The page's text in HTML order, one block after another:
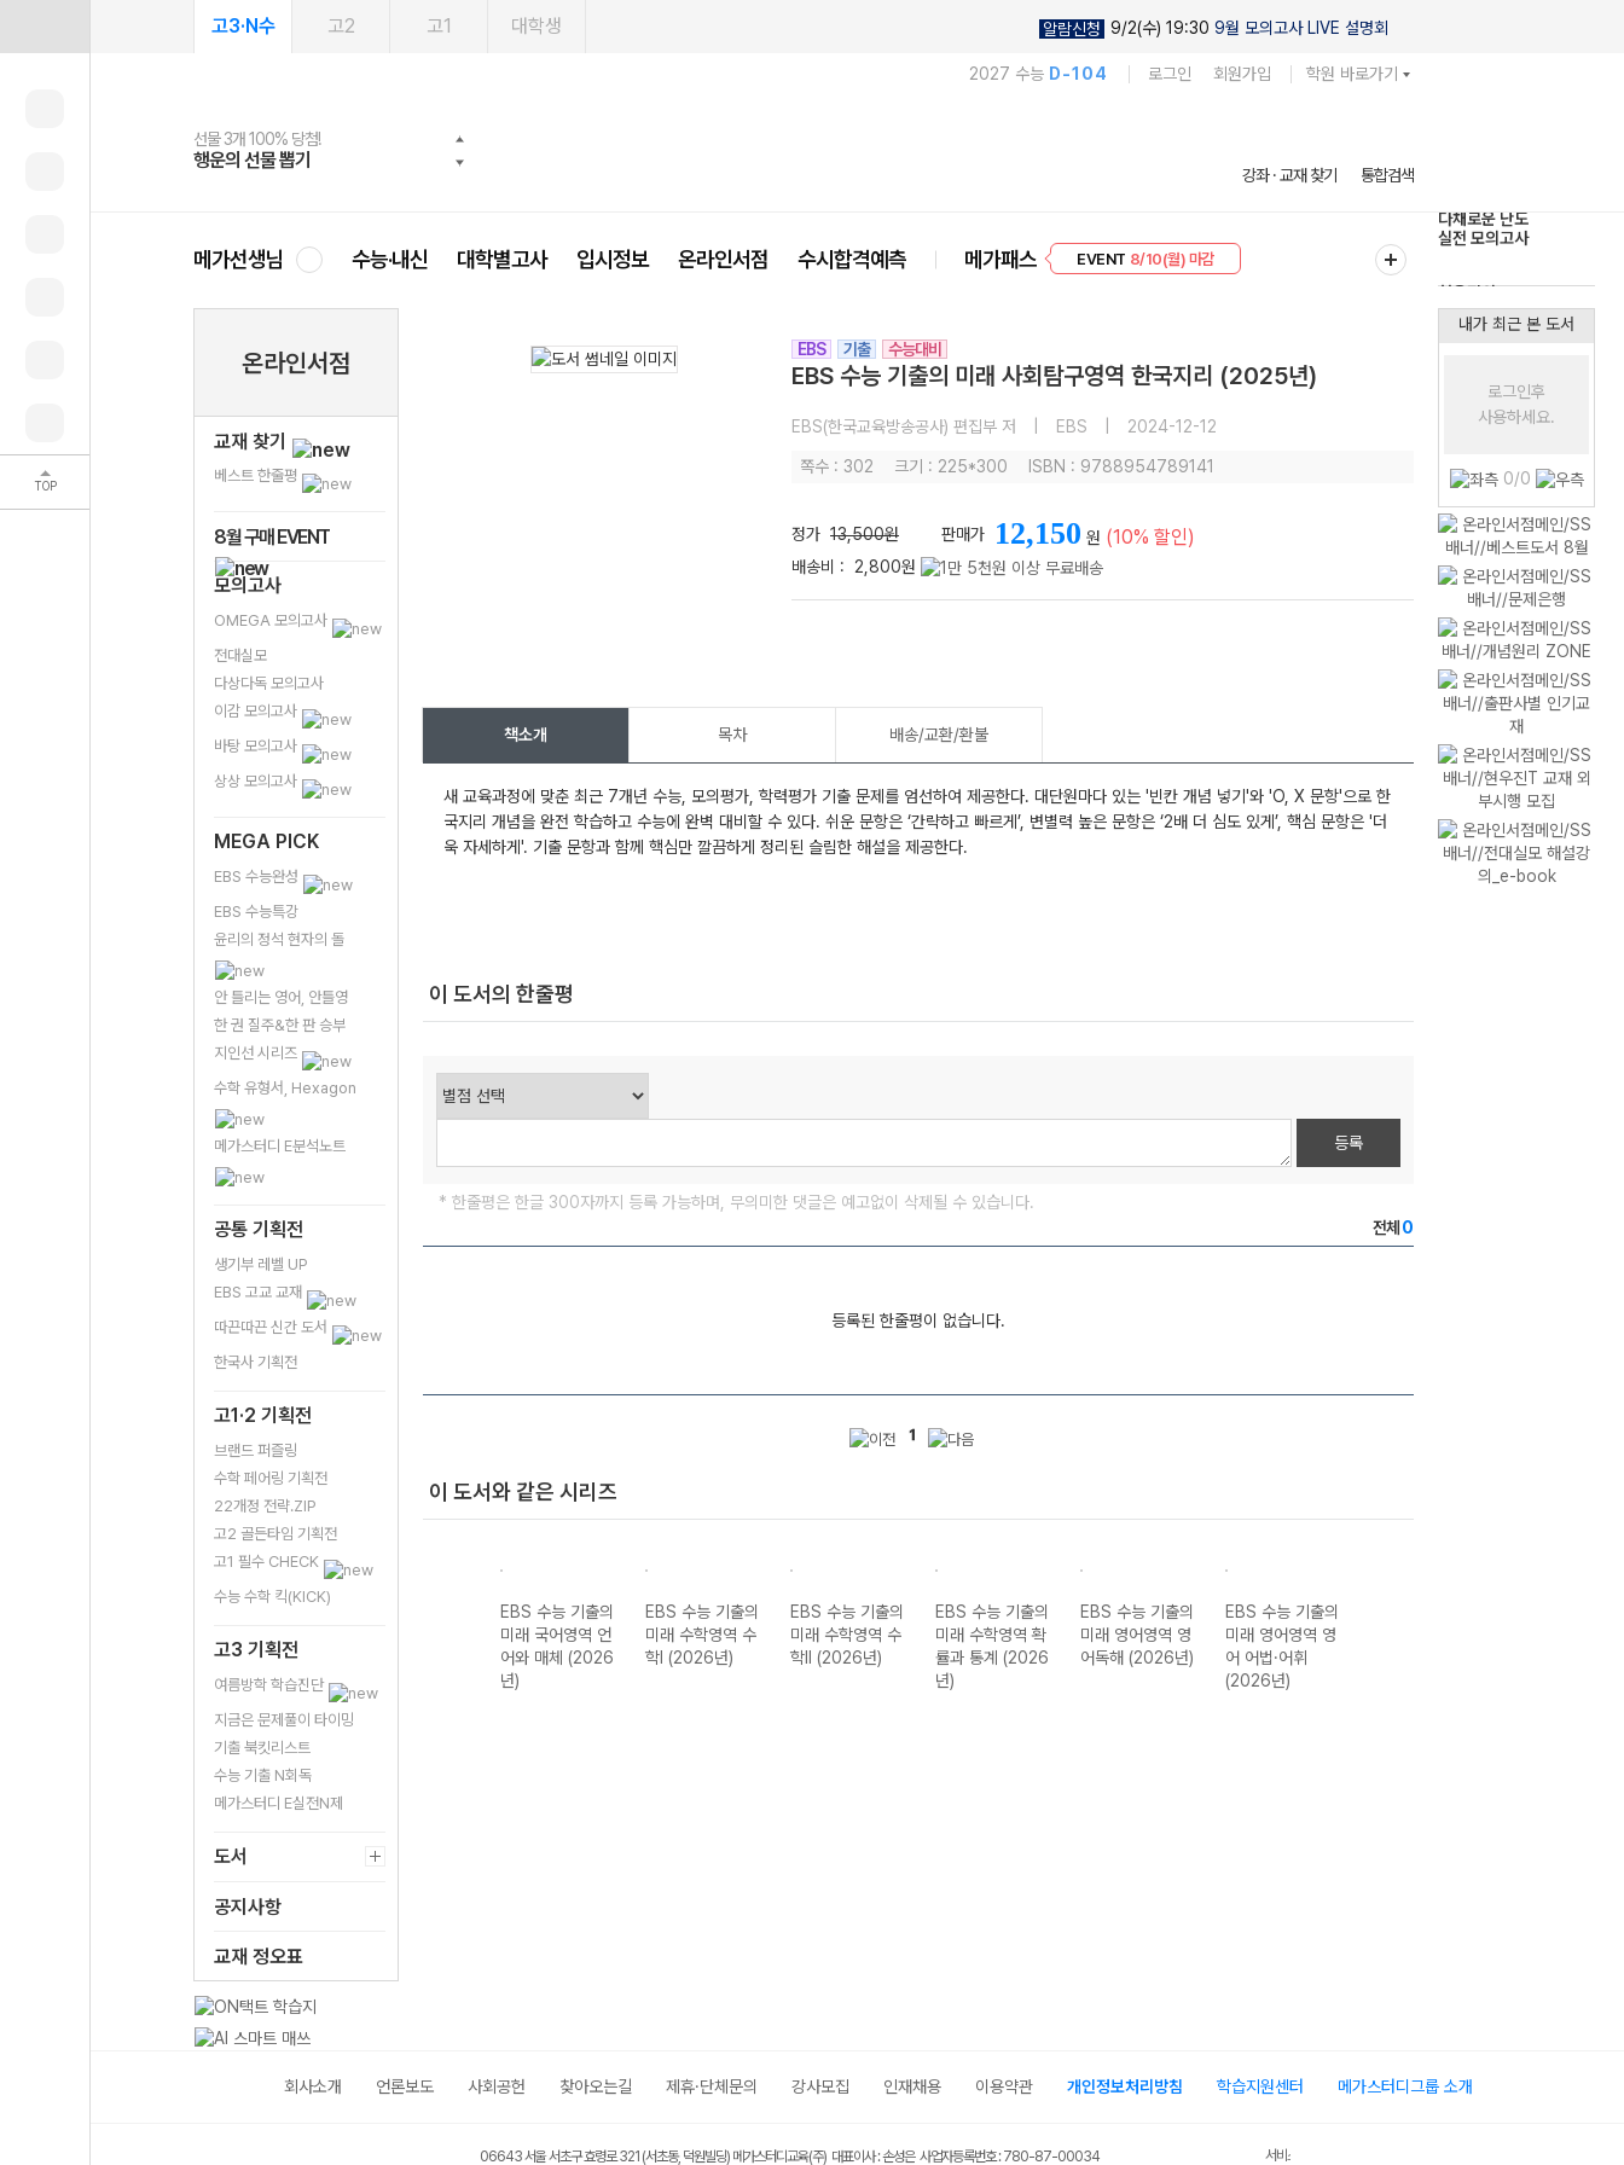
TOP
고3·N수 고2 고1 대학생 알람신청 9/2(수) 19:30 9월 모의고사 LIVE 설명회
2027 수능 D-104 로그인 회원가입 학원 바로가기
메가스터디
선물 3개 100% 당첨!
행운의 선물 뽑기
선물 100% 증정!
메가스터디 X 올리브
여름방학 스터디 캐시백
메가런 썸머스쿨
2027 러셀 단과
강사 공개선발
스마트러닝앱
설문 EVENT
메가패스
3일 무료 체험권
메가패스 수강생 무료혜택!
메가클럽 멤버십
사회공헌 캠페인
희망이룸 메가나눔
강좌 · 교재 찾기 통합검색
메가선생님 수능·내신 대학별고사 입시정보 온라인서점 수시합격예측 메가패스
프리미엄 30 8/10(월) 마감
현우진의
온라인서점
교재 찾기
베스트 한줄평
8월 구매 EVENT
모의고사
OMEGA 모의고사
전대실모
다상다독 모의고사
이감 모의고사
바탕 모의고사
상상 모의고사
MEGA PICK
EBS 수능완성
EBS 수능특강
윤리의 정석 현자의 돌
안 틀리는 영어, 안틀영
한 권 질주&한 판 승부
지인선 시리즈
수학 유형서, Hexagon
메가스터디 E분석노트
공통 기획전
생기부 레벨 UP
EBS 고교 교재
따끈따끈 신간 도서
한국사 기획전
고1·2 기획전
브랜드 퍼즐링
수학 페어링 기획전
22개정 전략.ZIP
고2 골든타임 기획전
고1 필수 CHECK
수능 수학 킥(KICK)
고3 기획전
여름방학 학습진단
지금은 문제풀이 타이밍
기출 북킷리스트
수능 기출 N회독
메가스터디 E실전N제
도서
공지사항
교재 정오표
EBS 기출 수능대비
EBS 수능 기출의 미래 사회탐구영역 한국지리 (2025년)
EBS(한국교육방송공사) 편집부 저 EBS 2024-12-12
쪽수 : 302 크기 : 225*300 ISBN : 9788954789141
정가 13,500원 판매가 12,150 원 (10% 할인)
배송비 : 2,800원
책소개 목차 배송/교환/환불
새 교육과정에 맞춘 최근 7개년 수능, 모의평가, 학력평가 기출 문제를 엄선하여 제공한다. 대단원마다 있는 '빈칸 개념 넣기'와 'O, X 문항'으로 한
국지리 개념을 완전 학습하고 수능에 완벽 대비할 수 있다. 쉬운 문항은 ‘간략하고 빠르게’, 변별력 높은 문항은 ‘2배 더 심도 있게’, 핵심 문항은 '더
욱 자세하게'. 기출 문항과 함께 핵심만 깔끔하게 정리된 슬림한 해설을 제공한다.
이 도서의 한줄평
등록
* 한줄평은 한글 300자까지 등록 가능하며, 무의미한 댓글은 예고없이 삭제될 수 있습니다.
전체 0
등록된 한줄평이 없습니다.
1
이 도서와 같은 시리즈
EBS 수능 기출의
서 (2026년)
EBS 수능 기출의
미래 국어영역 언
어와 매체 (2026
년)
EBS 수능 기출의
미래 수학영역 수
학I (2026년)
EBS 수능 기출의
미래 수학영역 수
학II (2026년)
EBS 수능 기출의
미래 수학영역 확
률과 통계 (2026
년)
EBS 수능 기출의
미래 영어영역 영
어독해 (2026년)
EBS 수능 기출의
미래 영어영역 영
어 어법·어휘
(2026년)
내가 최근 본 도서
로그인후
사용하세요.
0/0
회사소개 언론보도 사회공헌 찾아오는길 제휴·단체문의 강사모집 인재채용 이용약관 개인정보처리방침 학습지원센터 메가스터디그룹 소개
06643 서울 서초구 효령로 321 (서초동, 덕원빌딩) 메가스터디교육(주) 대표이사 : 손성은 사업자등록번호 : 780-87-00034 서비스 가입사실 확인